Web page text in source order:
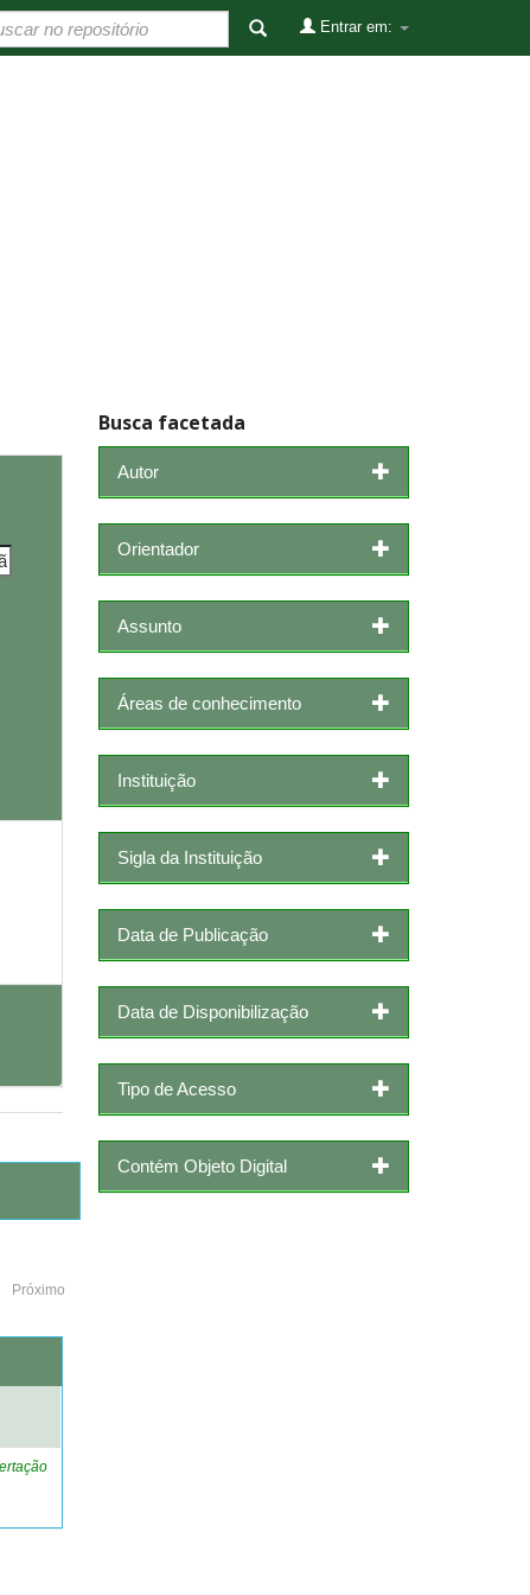
Entrar em:
Próximo
Busca facetada
Autor
Orientador
Assunto
Áreas de conhecimento
Instituição
Sigla da Instituição
Data de Publicação
Data de Disponibilização
Tipo de Acesso
Contém Objeto Digital